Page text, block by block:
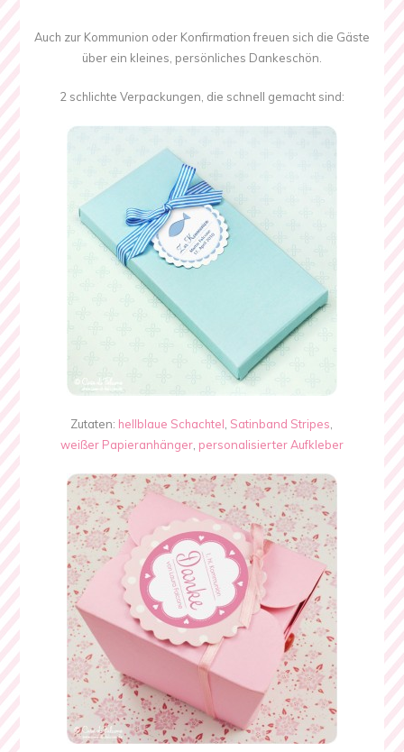
Auch zur Kommunion oder Konfirmation freuen sich die Gäste
über ein kleines, persönliches Dankeschön.
2 schlichte Verpackungen, die schnell gemacht sind:
Zutaten: hellblaue Schachtel, Satinband Stripes,
weißer Papieranhänger, personalisierter Aufkleber